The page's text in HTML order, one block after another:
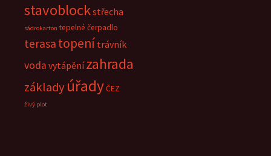
stavoblockstřecha
sádrokarton tepelné čerpadlo
terasa topení trávník
voda vytápění zahrada
základyúřadyČEZ
živý plot